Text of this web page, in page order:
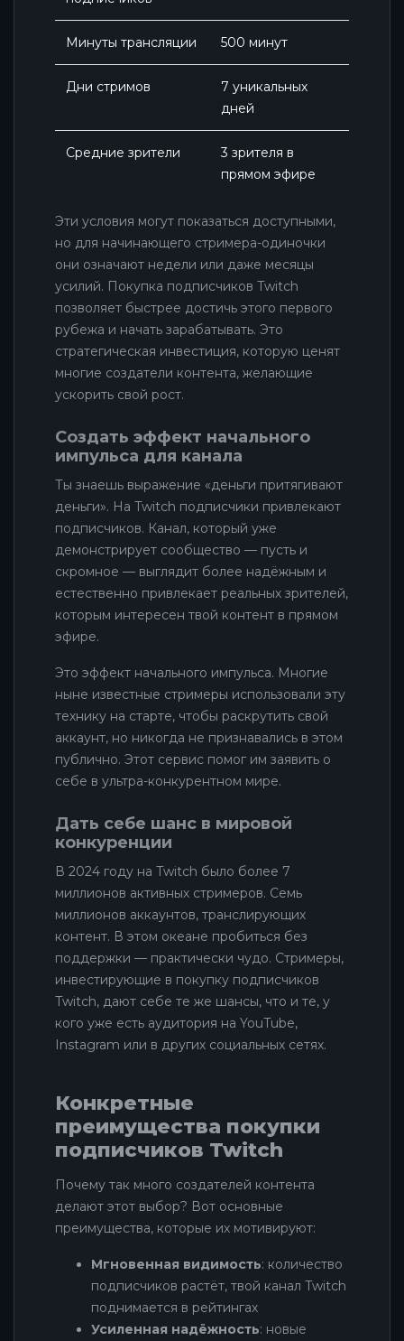
Минуты трансляции 500 минут
Дни стримов
7 уникальных
дней
Средние зрители
3 зрителя в
прямом эфире
Эти условия могут показаться доступными,
но для начинающего стримера-одиночки
они означают недели или даже месяцы
усилий. Покупка подписчиков Twitch
позволяет быстрее достичь этого первого
рубежа и начать зарабатывать. Это
стратегическая инвестиция, которую ценят
многие создатели контента, желающие
ускорить свой рост.
Создать эффект начального
импульса для канала
Ты знаешь выражение «деньги притягивают
деньги». На Twitch подписчики привлекают
подписчиков. Канал, который уже
демонстрирует сообщество — пусть и
скромное — выглядит более надёжным и
естественно привлекает реальных зрителей,
которым интересен твой контент в прямом
эфире.
Это эффект начального импульса. Многие
ныне известные стримеры использовали эту
технику на старте, чтобы раскрутить свой
аккаунт, но никогда не признавались в этом
публично. Этот сервис помог им заявить о
себе в ультра-конкурентном мире.
Дать себе шанс в мировой
конкуренции
В 2024 году на Twitch было более 7
миллионов активных стримеров. Семь
миллионов аккаунтов, транслирующих
контент. В этом океане пробиться без
поддержки — практически чудо. Стримеры,
инвестирующие в покупку подписчиков
Twitch, дают себе те же шансы, что и те, у
кого уже есть аудитория на YouTube,
Instagram или в других социальных сетях.
Конкретные
преимущества покупки
подписчиков Twitch
Почему так много создателей контента
делают этот выбор? Вот основные
преимущества, которые их мотивируют:
Мгновенная видимость: количество
подписчиков растёт, твой канал Twitch
поднимается в рейтингах
Усиленная надёжность: новые